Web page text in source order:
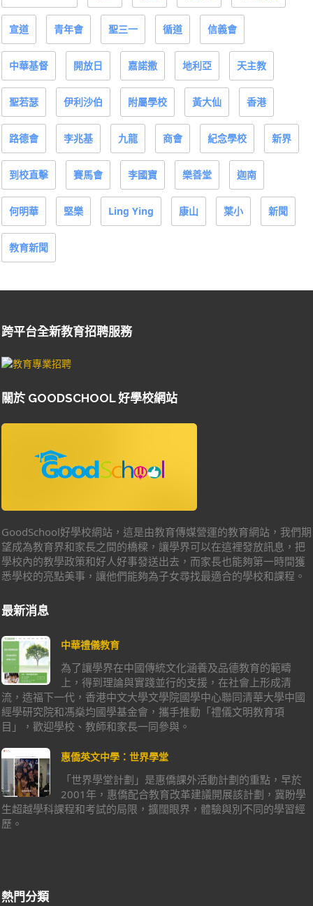
宣道 青年會 聖三一 循道 信義會
中華基督 開放日 嘉諾撒 地利亞 天主教
聖若瑟 伊利沙伯 附屬學校 黃大仙 香港
路德會 李兆基 九龍 商會 紀念學校 新界
到校直擊 賽馬會 李國寶 樂善堂 迦南
何明華 堅樂 Ling Ying 康山 葉小 新聞
教育新聞
跨平台全新教育招聘服務
關於 GOODSCHOOL 好學校網站
GoodSchool好學校網站，這是由教育傳媒營運的教育網站，我們期
望成為教育界和家長之間的橋樑，讓學界可以在這裡發放訊息，把
學校內的教學政策和好人好事發送出去，而家長也能夠第一時間獲
悉學校的亮點美事，讓他們能夠為子女尋找最適合的學校和課程。
最新消息
中華禮儀教育
為了讓學界在中國傳統文化涵養及品德教育的範疇
上，得到理論與實踐並行的支援，在社會上形成清
流，造福下一代，香港中文大學文學院國學中心聯同清華大學中國
經學研究院和馮燊均國學基金會，攜手推動「禮儀文明教育項
目」，歡迎學校、教師和家長一同參與。
惠僑英文中學：世界學堂
「世界學堂計劃」是惠僑課外活動計劃的重點，早於
2001年，惠僑配合教育改革建議開展該計劃，冀盼學
生超越學科課程和考試的局限，擴闊眼界，體驗與別不同的學習經
歷。
熱門分類